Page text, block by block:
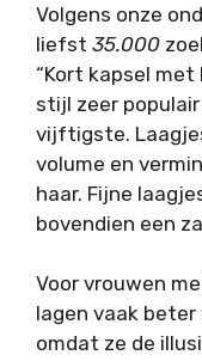
Volgens onze
liefst 35.000
“Kort kapsel
stijl zeer
vijftigste.
volume en
haar. Fijne
bovendien een
Voor vrouwen
lagen vaak
omdat ze de